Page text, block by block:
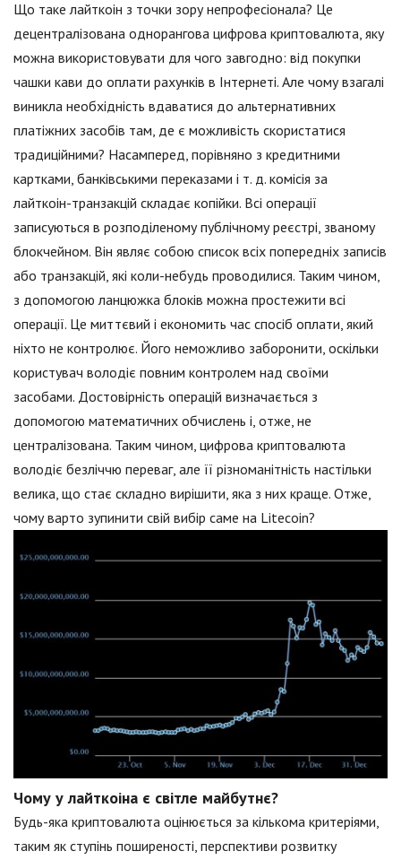
Що таке лайткоін з точки зору непрофесіонала? Це
децентралізована однорангова цифрова криптовалюта, яку
можна використовувати для чого завгодно: від покупки
чашки кави до оплати рахунків в Інтернеті. Але чому взагалі
виникла необхідність вдаватися до альтернативних
платіжних засобів там, де є можливість скористатися
традиційними? Насамперед, порівняно з кредитними
картками, банківськими переказами і т. д. комісія за
лайткоін-транзакцій складає копійки. Всі операції
записуються в розподіленому публічному реєстрі, званому
блокчейном. Він являє собою список всіх попередніх записів
або транзакцій, які коли-небудь проводилися. Таким чином,
з допомогою ланцюжка блоків можна простежити всі
операції. Це миттєвий і економить час спосіб оплати, який
ніхто не контролює. Його неможливо заборонити, оскільки
користувач володіє повним контролем над своїми
засобами. Достовірність операцій визначається з
допомогою математичних обчислень і, отже, не
централізована. Таким чином, цифрова криптовалюта
володіє безліччю переваг, але її різноманітність настільки
велика, що стає складно вирішити, яка з них краще. Отже,
чому варто зупинити свій вибір саме на Litecoin?
Чому у лайткоіна є світле майбутнє?
Будь-яка криптовалюта оцінюється за кількома критеріями,
таким як ступінь поширеності, перспективи розвитку